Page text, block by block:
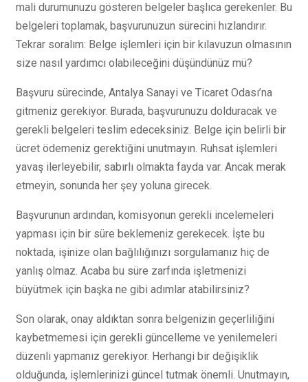
mali durumunuzu gösteren belgeler başlıca gerekenler. Bu
belgeleri toplamak, başvurunuzun sürecini hızlandırır.
Tekrar soralım: Belge işlemleri için bir kılavuzun olmasının
size nasıl yardımcı olabileceğini düşündünüz mü?
Başvuru sürecinde, Antalya Sanayi ve Ticaret Odası’na
gitmeniz gerekiyor. Burada, başvurunuzu dolduracak ve
gerekli belgeleri teslim edeceksiniz. Belge için belirli bir
ücret ödemeniz gerektiğini unutmayın. Ruhsat işlemleri
yavaş ilerleyebilir, sabırlı olmakta fayda var. Ancak merak
etmeyin, sonunda her şey yoluna girecek.
Başvurunun ardından, komisyonun gerekli incelemeleri
yapması için bir süre beklemeniz gerekecek. İşte bu
noktada, işinize olan bağlılığınızı sorgulamanız hiç de
yanlış olmaz. Acaba bu süre zarfında işletmenizi
büyütmek için başka ne gibi adımlar atabilirsiniz?
Son olarak, onay aldıktan sonra belgenizin geçerliliğini
kaybetmemesi için gerekli güncelleme ve yenilemeleri
düzenli yapmanız gerekiyor. Herhangi bir değişiklik
olduğunda, işlemlerinizi güncel tutmak önemli. Unutmayın,